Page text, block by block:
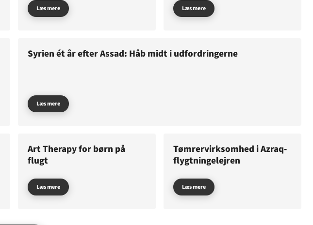
KVINDER UKRAINE NØDHJÆLP
SUDAN
Læs mere Læs mere
Syrien ét år efter Assad: Håb midt i udfordringerne
Læs mere
Art Therapy for børn på
flugt
Læs mere
Tømrervirksomhed i Azraq-
flygtningelejren
Læs mere